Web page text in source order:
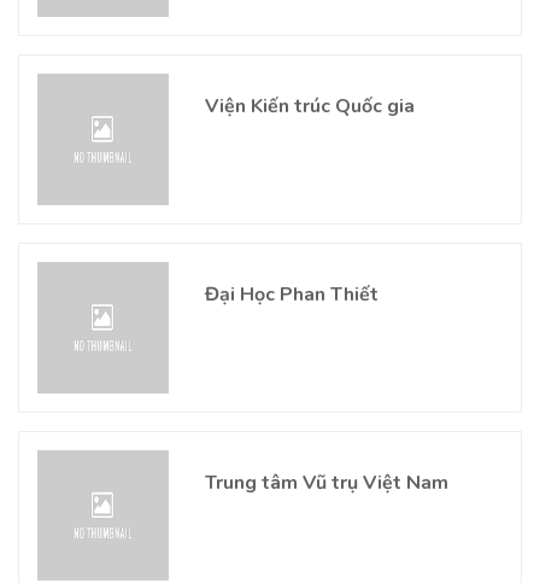
Viện Kiến trúc Quốc gia
Đại Học Phan Thiết
Trung tâm Vũ trụ Việt Nam